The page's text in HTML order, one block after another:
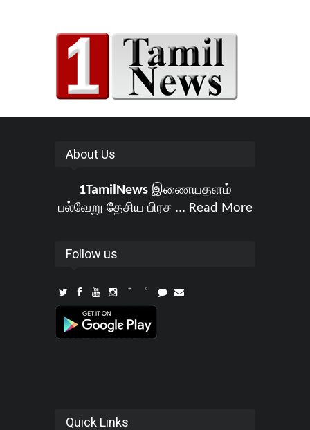
About Us
1TamilNewsஇணையதளம்
பல்வேறு தேசிய பிரச ... Read More
Follow us
Quick Links